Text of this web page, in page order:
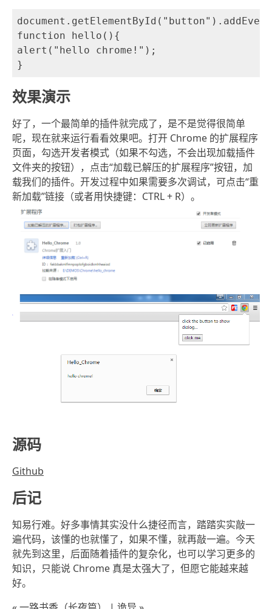
function hello(){
alert("hello chrome!");
效果演示
好了，一个最简单的插件就完成了，是不是觉得很简单
呢，现在就来运行看看效果吧。打开 Chrome 的扩展程序
页面，勾选开发者模式（如果不勾选，不会出现加载插件
文件夹的按钮），点击“加载已解压的扩展程序”按钮，加
载我们的插件。开发过程中如果需要多次调试，可点击“重
新加载”链接（或者用快捷键：CTRL + R）。
源码
Github
后记
知易行难。好多事情其实没什么捷径而言，踏踏实实敲一
遍代码，该懂的也就懂了，如果不懂，就再敲一遍。今天
就先到这里，后面随着插件的复杂化，也可以学习更多的
知识，只能说 Chrome 真是太强大了，但愿它能越来越
好。